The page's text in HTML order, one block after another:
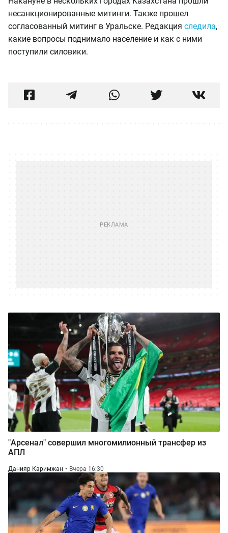
несанкционированные митинги. Также прошел
согласованный митинг в Уральске. Редакция следила,
какие вопросы поднимало население и как с ними
поступили силовики.
"Арсенал" совершил многомилионный трансфер из
АПЛ
Данияр Каримжан Вчера 16:30